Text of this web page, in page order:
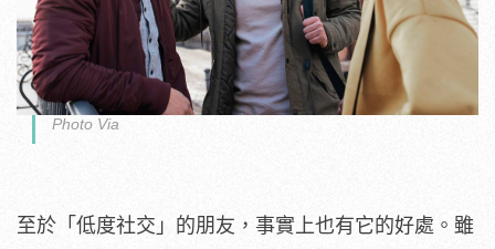
Photo Via
至於「低度社交」的朋友，事實上也有它的好處。雖